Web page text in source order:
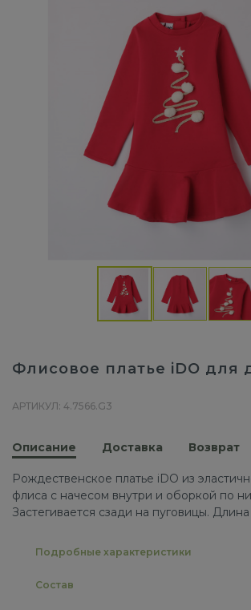
Флисовое платье iDO для
АРТИКУЛ: 4.7566.G3
Описание Доставка Возврат
Рождественское платье iDO из
флиса с начесом внутри и оборкой по
Застегивается сзади на пуговицы.
Подробные характеристики
Состав